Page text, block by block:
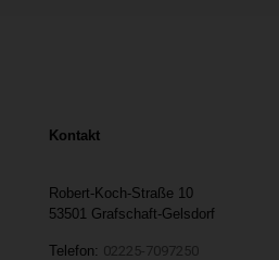
Kontakt
Robert-Koch-Straße 10
53501 Grafschaft-Gelsdorf
Telefon: 02225-7097250